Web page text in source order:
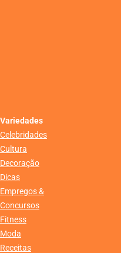
Variedades
Celebridades
Cultura
Decoração
Dicas
Empregos &
Concursos
Fitness
Moda
Receitas